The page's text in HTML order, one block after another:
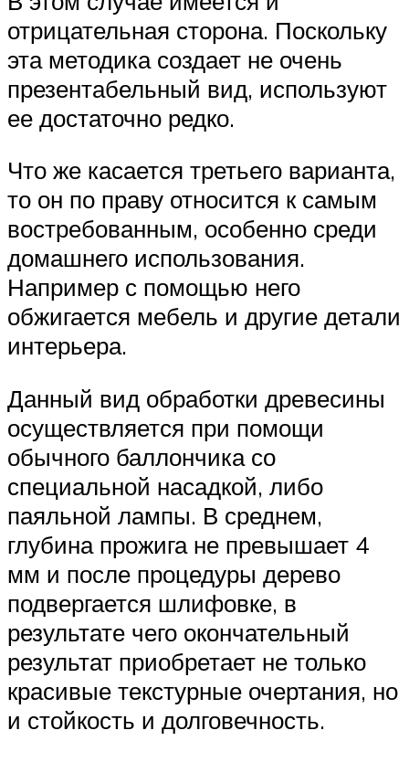
отрицательная сторона. Поскольку
эта методика создает не очень
презентабельный вид, используют
ее достаточно редко.
Что же касается третьего варианта,
то он по праву относится к самым
востребованным, особенно среди
домашнего использования.
Например с помощью него
обжигается мебель и другие детали
интерьера.
Данный вид обработки древесины
осуществляется при помощи
обычного баллончика со
специальной насадкой, либо
паяльной лампы. В среднем,
глубина прожига не превышает 4
мм и после процедуры дерево
подвергается шлифовке, в
результате чего окончательный
результат приобретает не только
красивые текстурные очертания, но
и стойкость и долговечность.